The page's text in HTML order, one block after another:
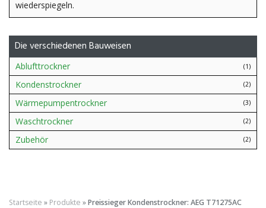
wiederspiegeln.
Die verschiedenen Bauweisen
Ablufttrockner (1)
Kondenstrockner (2)
Wärmepumpentrockner (3)
Waschtrockner (2)
Zubehör (2)
Startseite » Produkte »Preissieger Kondenstrockner: AEG T71275AC